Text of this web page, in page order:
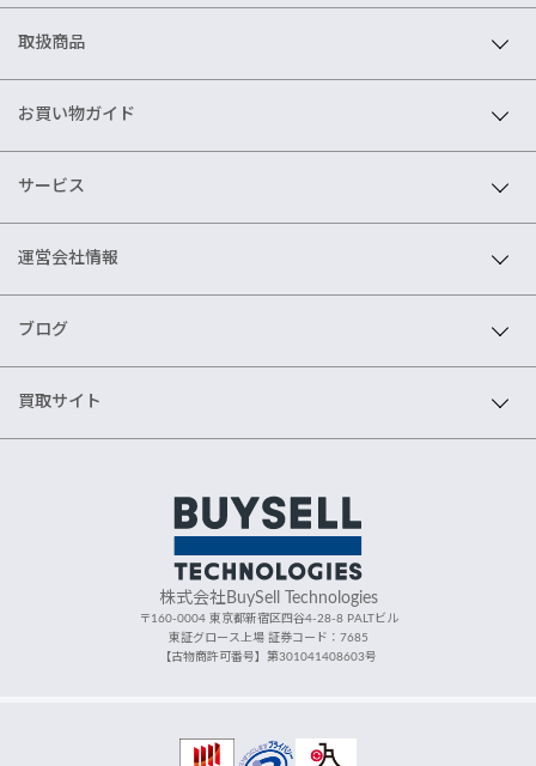
取扱商品
お買い物ガイド
サービス
運営会社情報
ブログ
買取サイト
株式会社BuySell Technologies
〒160-0004 東京都新宿区四谷4-28-8 PALTビル
東証グロース上場 証券コード：7685
【古物商許可番号】第301041408603号